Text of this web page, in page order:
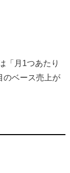
「月1つあたり
のベース売上が